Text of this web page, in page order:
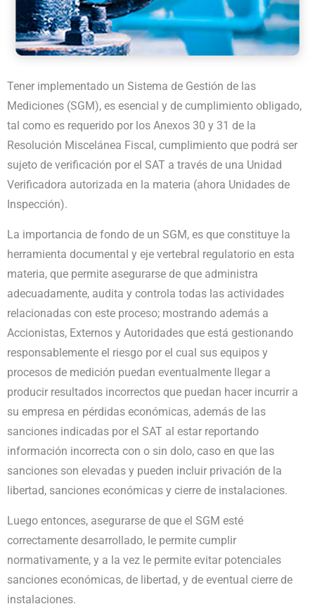
Tener implementado un Sistema de Gestión de las
Mediciones (SGM), es esencial y de cumplimiento obligado,
tal como es requerido por los Anexos 30 y 31 de la
Resolución Miscelánea Fiscal, cumplimiento que podrá ser
sujeto de verificación por el SAT a través de una Unidad
Verificadora autorizada en la materia (ahora Unidades de
Inspección).
La importancia de fondo de un SGM, es que constituye la
herramienta documental y eje vertebral regulatorio en esta
materia, que permite asegurarse de que administra
adecuadamente, audita y controla todas las actividades
relacionadas con este proceso; mostrando además a
Accionistas, Externos y Autoridades que está gestionando
responsablemente el riesgo por el cual sus equipos y
procesos de medición puedan eventualmente llegar a
producir resultados incorrectos que puedan hacer incurrir a
su empresa en pérdidas económicas, además de las
sanciones indicadas por el SAT al estar reportando
información incorrecta con o sin dolo, caso en que las
sanciones son elevadas y pueden incluir privación de la
libertad, sanciones económicas y cierre de instalaciones.
Luego entonces, asegurarse de que el SGM esté
correctamente desarrollado, le permite cumplir
normativamente, y a la vez le permite evitar potenciales
sanciones económicas, de libertad, y de eventual cierre de
instalaciones.